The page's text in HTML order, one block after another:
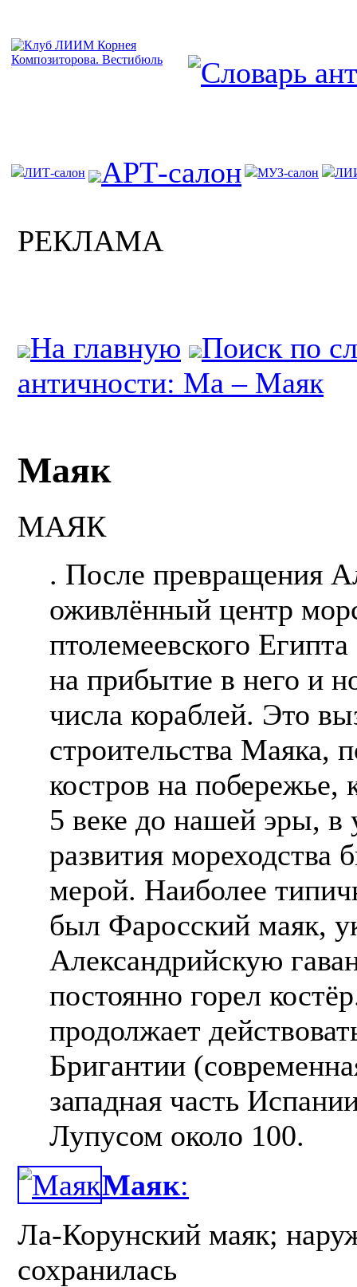
ЛИТ-салон АРТ-салон МУЗ-салон
РЕКЛАМА
На главную
Поиск по
античности: Ма – Маяк
Маяк
МАЯК
. После превращения
оживлённый центр
птолемеевского
на прибытие в него и
числа кораблей. Это
строительства Маяка,
костров на побережье,
5 веке до нашей эры, в
развития мореходства
мерой. Наиболее
был Фаросский маяк,
Александрийскую
постоянно горел
продолжает
Бригантии
западная часть
Лупусом около 100.
Маяк:
Ла-Корунский маяк;
сохранилась